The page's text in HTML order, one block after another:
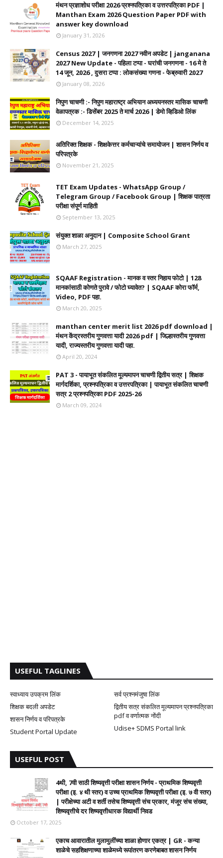
मंथन प्रज्ञाशोध परीक्षा 2026 प्रश्नपत्रिका व उत्तरपत्रिका PDF |
Manthan Exam 2026 Question Paper PDF with
answer key download
January 31, 2026
Census 2027 | जनगणना 2027 नवीन अपडेट | janganana
2027 New Update - पहिला टप्पा - घरांची जनगणना - 16 मे ते
14 जून, 2026 , दुसरा टप्पा : लोकसंख्या गणना - फेब्रुवारी 2027
January 08, 2026
निपुण चाचणी :- निपुण महाराष्ट्र अभियान अध्ययनस्तर मासिक चाचणी
वेळापत्रक :- डिसेंबर 2025 ते मार्च 2026 | डेमो व्हिडिओ लिंक
December 14, 2025
अतिरिक्त शिक्षक - शिक्षकेत्तर कर्मचाऱ्यांचे समायोजन | शासन निर्णय व
परिपत्रके
November 21, 2025
TET Exam Updates - WhatsApp Group /
Telegram Group / Facebook Group | शिक्षक पात्रता
परीक्षा संपूर्ण माहिती
September 13, 2025
संयुक्त शाळा अनुदान | Composite School Grant
March 27, 2025
SQAAF Registration - मानक व स्तर निहाय फोटो | 128
मानकांसाठी कोणते पुरावे / फोटो घ्यावेत? | SQAAF कोरा फॉर्म,
Video, PDF पहा.
March 20, 2025
manthan center merit list 2026 pdf download |
मंथन केंद्रस्तरीय गुणवत्ता यादी 2026 pdf | जिल्हास्तरीय गुणवत्ता
यादी, राज्यस्तरीय गुणवत्ता यादी पहा.
April 20, 2024
PAT 3 - पायाभूत संकलित मूल्यमापन चाचणी द्वितीय सत्र | शिक्षक
मार्गदर्शिका, प्रश्नपत्रिका व उत्तरपत्रिका | पायाभूत संकलित चाचणी
सत्र 2 प्रश्नपत्रिका PDF 2025-26
March 09, 2024
USEFUL TAGLINES
स्वाध्याय उपक्रम लिंक
सर्व प्रश्नमंजुषा लिंक
शिक्षक बदली अपडेट
द्वितीय सत्र संकलित मूल्यमापन प्रश्नपत्रिका
pdf व वर्णात्मक नोंदी
शासन निर्णय व परिपत्रके
Udise+ SDMS Portal link
Student Portal Update
USEFUL POST
4थी, 7वी साठी शिष्यवृत्ती परीक्षा शासन निर्णय - प्राथमिक शिष्यवृत्ती
परीक्षा (इ. ४ थी स्तर) व उच्च प्राथमिक शिष्यवृत्ती परीक्षा (इ. ७ वी स्तर)
| परीक्षेच्या अटी व शर्ती तसेच शिष्यवृत्ती संच प्रकार, मंजूर संच संख्या,
शिष्यवृत्तीचे दर शिष्यवृत्तीधारक विद्यार्थी निवड
October 17, 2025
एकाच आवारातील मुलामुलींच्या शाळा होणार एकत्र | GR - कन्या
शाळेचे सहशिक्षणाच्या शाळेमध्ये रूपांतरण करणेबाबत शासन निर्णय